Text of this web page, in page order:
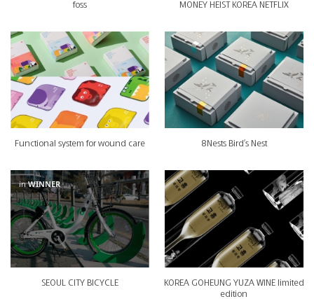
foss MONEY HEIST KOREA NETFLIX
Functional system for wound care 8Nests Bird's Nest
inWINNER
SEOUL CITY BICYCLE
KOREA GOHEUNG YUZA WINE limited
edition